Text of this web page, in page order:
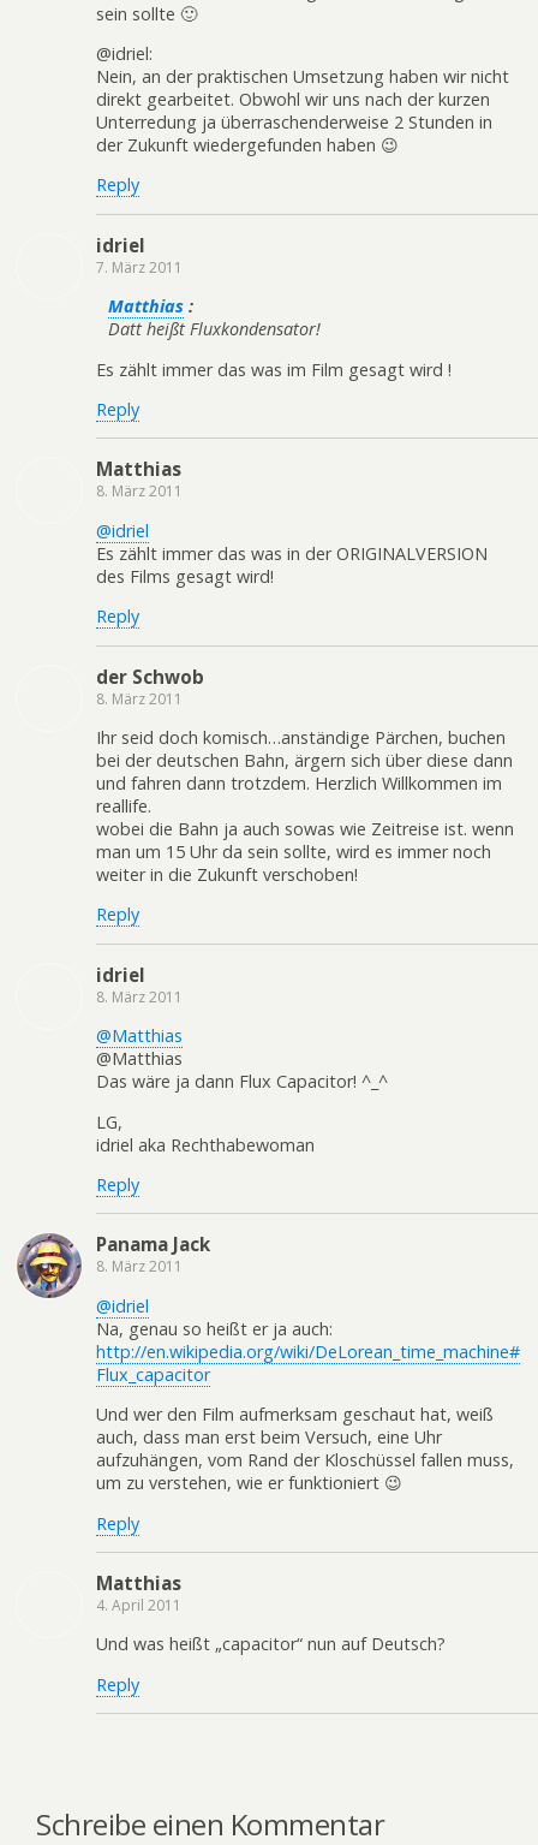
sein sollte 🙂
@idriel:
Nein, an der praktischen Umsetzung haben wir nicht
direkt gearbeitet. Obwohl wir uns nach der kurzen
Unterredung ja überraschenderweise 2 Stunden in
der Zukunft wiedergefunden haben 😉
Reply
idriel
7. März 2011
Matthias :
Datt heißt Fluxkondensator!
Es zählt immer das was im Film gesagt wird !
Reply
Matthias
8. März 2011
@idriel
Es zählt immer das was in der ORIGINALVERSION
des Films gesagt wird!
Reply
der Schwob
8. März 2011
Ihr seid doch komisch…anständige Pärchen, buchen
bei der deutschen Bahn, ärgern sich über diese dann
und fahren dann trotzdem. Herzlich Willkommen im
reallife.
wobei die Bahn ja auch sowas wie Zeitreise ist. wenn
man um 15 Uhr da sein sollte, wird es immer noch
weiter in die Zukunft verschoben!
Reply
idriel
8. März 2011
@Matthias
@Matthias
Das wäre ja dann Flux Capacitor! ^_^
LG,
idriel aka Rechthabewoman
Reply
Panama Jack
8. März 2011
@idriel
Na, genau so heißt er ja auch:
http://en.wikipedia.org/wiki/DeLorean_time_machine#
Flux_capacitor
Und wer den Film aufmerksam geschaut hat, weiß
auch, dass man erst beim Versuch, eine Uhr
aufzuhängen, vom Rand der Kloschüssel fallen muss,
um zu verstehen, wie er funktioniert 😉
Reply
Matthias
4. April 2011
Und was heißt „capacitor“ nun auf Deutsch?
Reply
Schreibe einen Kommentar